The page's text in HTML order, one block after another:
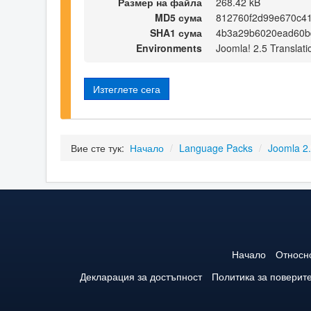
MD5 сума
SHA1 сума
Environments
Joomla! 2.5
Изтеглете сега
Вие сте тук: Начало / Language Packs / Joomla
Начало
Декларация за достъпност
Политика за